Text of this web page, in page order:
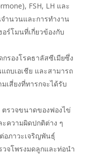
FSH, LH และ
ำนวนและการทำงาน
ร์โมนที่เกี่ยวข้องกับ
กรองโรคธาลัสซีเมียซึ่ง
ถบเอเชีย และสามารถ
เสี่ยงที่ทารกจะได้รับ
ตรวจขนาดของฟองไข่
ความผิดปกติต่าง ๆ
อภาวะเจริญพันธุ์
วจโพรงมดลูกและท่อนำ